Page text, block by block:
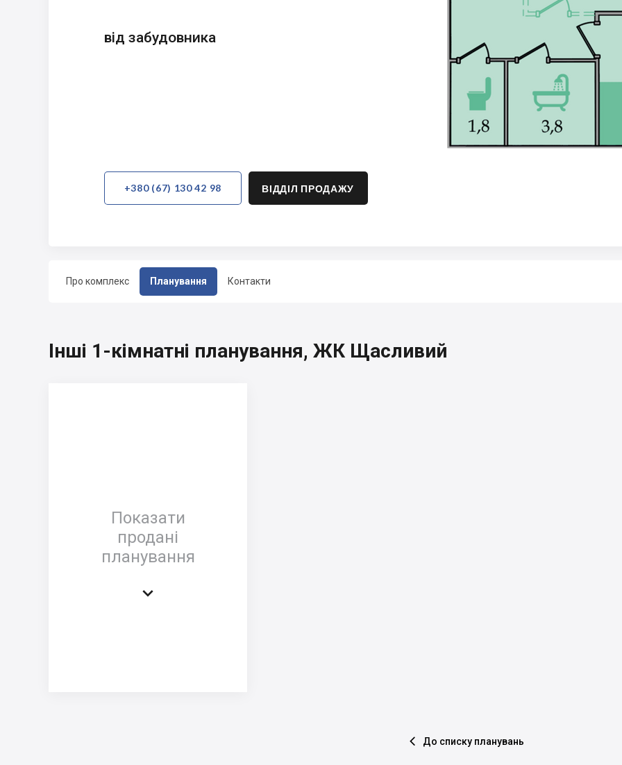
Про комплекс Планування Контакти
від забудовника
+380 (67) 130 42 98 ВІДДІЛ ПРОДАЖУ
Інші 1-кімнатні планування, ЖК Щасливий
Показати
продані
планування

 До списку планувань